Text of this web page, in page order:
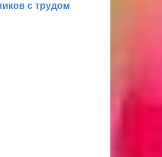
с трудом